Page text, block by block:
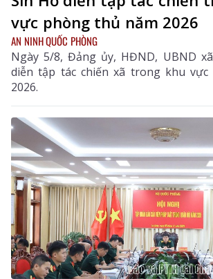
vực phòng thủ năm 2026
AN NINH QUỐC PHÒNG
Ngày 5/8, Đảng ủy, HĐND, UBND
diễn tập tác chiến xã trong khu
2026.